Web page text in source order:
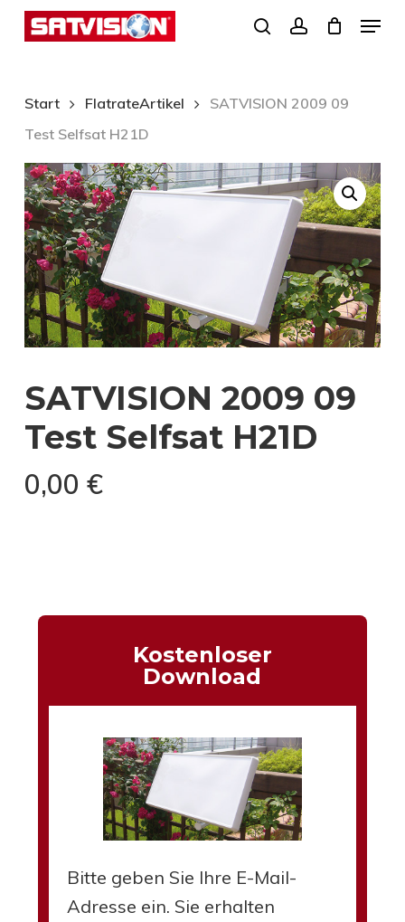
Skip
content
search
Menu
Start FlatrateArtikel
SATVISION 2009 09
Test Selfsat H21D
SATVISION 2009 09
Test Selfsat H21D
0,00 €
Kostenloser
Download
Bitte geben Sie Ihre E-Mail-
Adresse ein. Sie erhalten